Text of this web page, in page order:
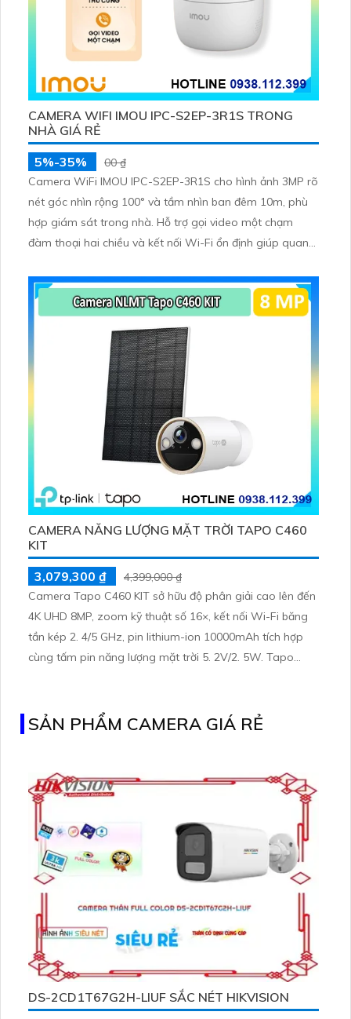
CAMERA WIFI IMOU IPC-S2EP-3R1S TRONG
NHÀ GIÁ RẺ
5%-35%
00 ₫
Camera WiFi IMOU IPC-S2EP-3R1S cho hình ảnh 3MP rõ
nét góc nhìn rộng 100° và tầm nhìn ban đêm 10m, phù
hợp giám sát trong nhà. Hỗ trợ gọi video một chạm
đàm thoại hai chiều và kết nối Wi-Fi ổn định giúp quan
256GB hoặc lưu đám mây dễ lắp đặt cho gia đình và văn
phòng nhỏ.
CAMERA NĂNG LƯỢNG MẶT TRỜI TAPO C460
KIT
3,079,300 ₫
4,399,000 ₫
Camera Tapo C460 KIT sở hữu độ phân giải cao lên đến
4K UHD 8MP, zoom kỹ thuật số 16×, kết nối Wi-Fi băng
tần kép 2. 4/5 GHz, pin lithium-ion 10000mAh tích hợp
cùng tấm pin năng lượng mặt trời 5. 2V/2. 5W. Tapo
SẢN PHẨM CAMERA GIÁ RẺ
DS-2CD1T67G2H-LIUF SẮC NÉT HIKVISION